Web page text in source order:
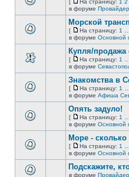
непрочитанных
сообщений.
этой
непрочитанных
сообщений.
[
На
страницу
На страницу: 1 2
в форуме
этой
непрочитанных
сообщений.
Морской
[
На
страницу
На страницу: 1
в форуме Основной
этой
непрочитанных
сообщений.
Купля/продажа
[
На
страницу
На страницу: 1
в форуме
этой
непрочитанных
сообщений.
Знакомства в
[
На
страницу
На страницу: 1
в форуме Афиша
этой
непрочитанных
сообщений.
Опять задуло!
[
На
страницу
На страницу: 1
в форуме Основной
этой
Море - сколько
[
На
страницу
На страницу: 1
в форуме Основной
Подскажите,
в форуме